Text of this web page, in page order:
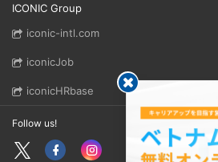
ICONIC Group
iconic-intl.com
iconicJob
iconicHRbase
Follow us!